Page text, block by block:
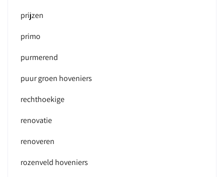
prijzen
primo
purmerend
puur groen hoveniers
rechthoekige
renovatie
renoveren
rozenveld hoveniers